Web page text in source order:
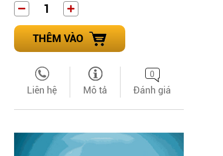
THÊM VÀO
Liên hệ Mô tả
0
Đánh giá